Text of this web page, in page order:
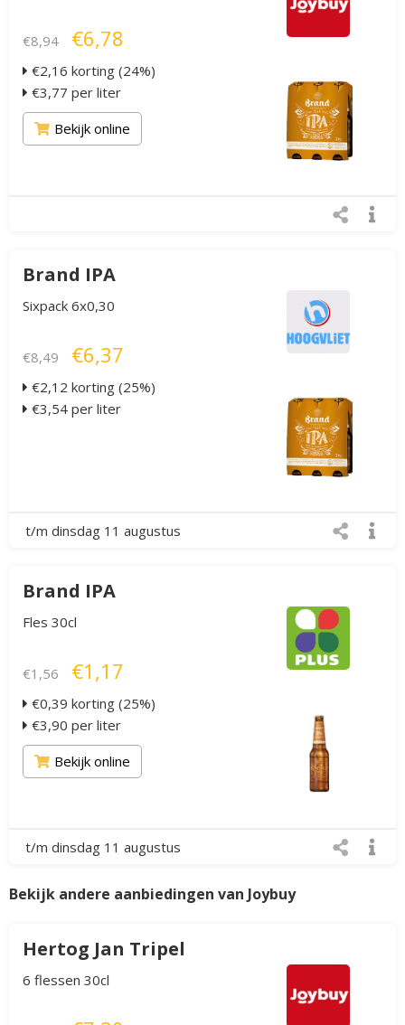
€8,94 €6,78
€2,16 korting (24%)
€3,77 per liter
Bekijk online
Brand IPA
Sixpack 6x0,30
€8,49 €6,37
€2,12 korting (25%)
€3,54 per liter
t/m dinsdag 11 augustus
Brand IPA
Fles 30cl
€1,56 €1,17
€0,39 korting (25%)
€3,90 per liter
Bekijk online
t/m dinsdag 11 augustus
Bekijk andere aanbiedingen van Joybuy
Hertog Jan Tripel
6 flessen 30cl